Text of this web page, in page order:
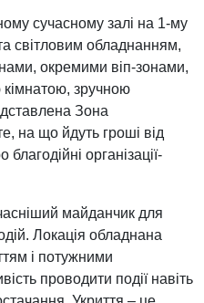
сучасному залі на 1-му
світловим обладнанням,
окремими віп-зонами,
зручною
Зона
на що йдуть гроші від
організації-
майданчик для
Локація обладнана
і потужними
проводити події навіть